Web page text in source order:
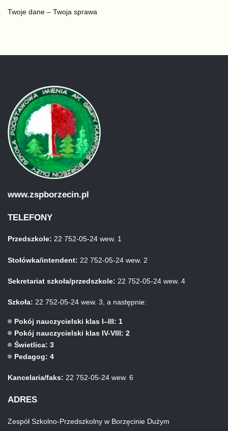
Twoje dane – Twoja sprawa
www.zspborzecin.pl
TELEFONY
Przedszkole: 22 752-05-24 wew. 1
Stołówka/intendent: 22 752-05-24 wew. 2
Sekretariat szkoła/przedszkole: 22 752-05-24 wew. 4
Szkoła: 22 752-05-24 wew. 3, a następnie:
Pokój nauczycielski klas I–III: 1
Pokój nauczycielski klas IV-VIII: 2
Świetlica: 3
Pedagog: 4
Kancelaria/faks: 22 752-05-24 wew. 6
ADRES
Zespół Szkolno-Przedszkolny w Borzęcinie Dużym